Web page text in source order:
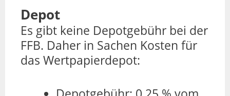
Depot
Es gibt keine Depotgebühr bei der
FFB. Daher in Sachen Kosten für
das Wertpapierdepot: